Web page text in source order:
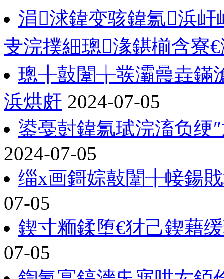
涓浗鍏变骇鍏氱浜
叏浣撲細璁湪鍖椾含寮
璁╂敼闈╁彂灞曟垚鏋
浜烘皯 2024-07-05
鍙戞尌鍏氱珷浣滀负绠
2024-07-05
缁х画鎶婃敼闈╂帹鍚
07-05
鍥寸粫鍒堕€犲己鍥藉
07-05